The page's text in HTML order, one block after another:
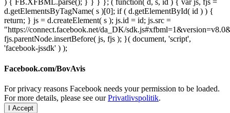
) { FB.XFBML.parse(); } } } }; ( function( d, s, id ) { var js, fjs =
d.getElementsByTagName( s )[0]; if ( d.getElementById( id ) ) {
return; } js = d.createElement( s ); js.id = id; js.src =
"https://connect.facebook.net/da_DK/
fjs.parentNode.insertBefore( js, fjs ); }( document, 'script',
'facebook-jssdk' ) );
Facebook.com/BovAvis
For privacy reasons Facebook needs your permission to be loaded.
For more details, please see ourPrivatlivspolitik.
I Accept